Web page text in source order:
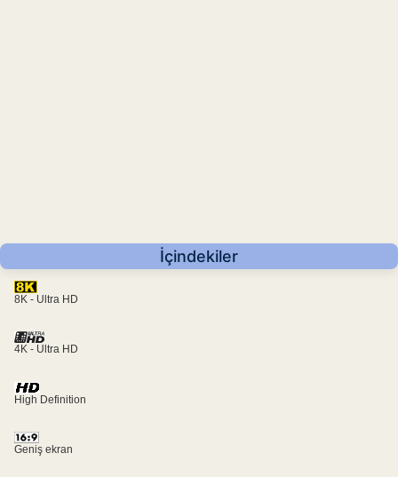
İçindekiler
8K - Ultra HD
4K - Ultra HD
High Definition
Geniş ekran